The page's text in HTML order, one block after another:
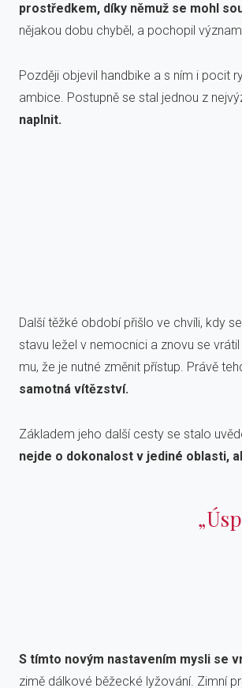
prostředkem, díky němuž se mohl
nějakou dobu chyběl, a pochopil
Později objevil handbike a s ním i pocit
ambice. Postupně se stal jednou z
naplnit.
Další těžké období přišlo ve chvíli, kdy
stavu ležel v nemocnici a znovu se
mu, že je nutné změnit přístup. Právě
samotná vítězství.
Základem jeho další cesty se stalo
nejde o dokonalost v jediné oblasti,
S tímto novým nastavením mysli se
zimě dálkové běžecké lyžování. Zimní